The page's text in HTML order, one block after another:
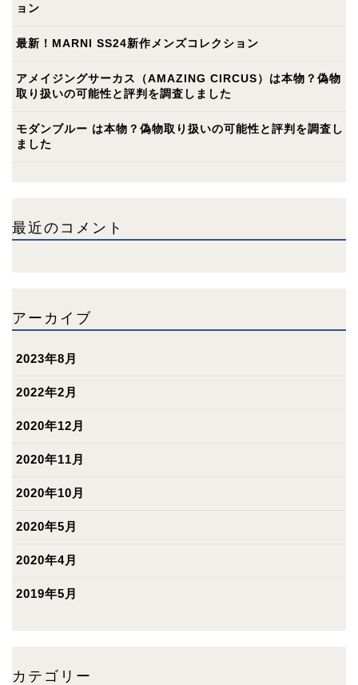
ョン
最新！MARNI SS24新作メンズコレクション
アメイジングサーカス（AMAZING CIRCUS）は本物？偽物
取り扱いの可能性と評判を調査しました
モダンブルー は本物？偽物取り扱いの可能性と評判を調査し
ました
最近のコメント
アーカイブ
2023年8月
2022年2月
2020年12月
2020年11月
2020年10月
2020年5月
2020年4月
2019年5月
カテゴリー